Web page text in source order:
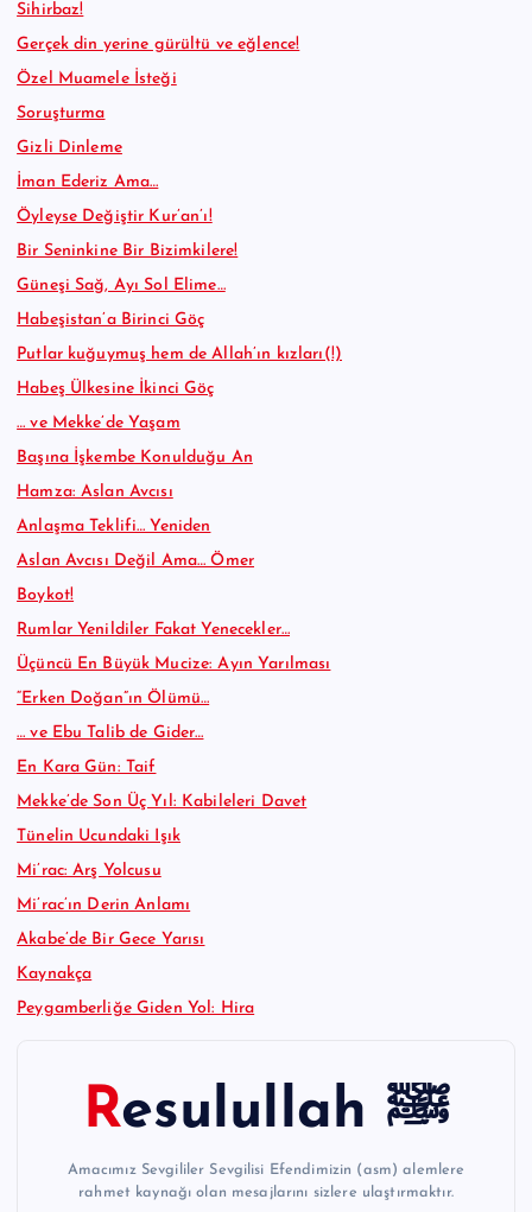
Sihirbaz!
Gerçek din yerine gürültü ve eğlence!
Özel Muamele İsteği
Soruşturma
Gizli Dinleme
İman Ederiz Ama…
Öyleyse Değiştir Kur’an’ı!
Bir Seninkine Bir Bizimkilere!
Güneşi Sağ, Ayı Sol Elime…
Habeşistan’a Birinci Göç
Putlar kuğuymuş hem de Allah’ın kızları(!)
Habeş Ülkesine İkinci Göç
… ve Mekke’de Yaşam
Başına İşkembe Konulduğu An
Hamza: Aslan Avcısı
Anlaşma Teklifi… Yeniden
Aslan Avcısı Değil Ama… Ömer
Boykot!
Rumlar Yenildiler Fakat Yenecekler…
Üçüncü En Büyük Mucize: Ayın Yarılması
“Erken Doğan”ın Ölümü…
… ve Ebu Talib de Gider…
En Kara Gün: Taif
Mekke’de Son Üç Yıl: Kabileleri Davet
Tünelin Ucundaki Işık
Mi’rac: Arş Yolcusu
Mi’rac’ın Derin Anlamı
Akabe’de Bir Gece Yarısı
Kaynakça
Peygamberliğe Giden Yol: Hira
Resulullah ﷺ
Amacımız Sevgililer Sevgilisi Efendimizin (asm) alemlere
rahmet kaynağı olan mesajlarını sizlere ulaştırmaktır.